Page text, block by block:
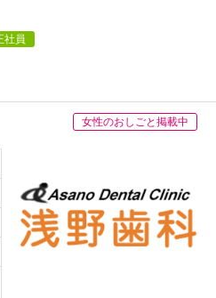
社員
女性のおしごと掲載中